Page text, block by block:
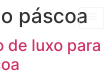
páscoa
de luxo para